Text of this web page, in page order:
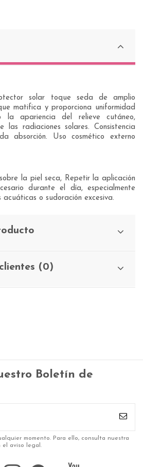
solar toque seda de amplio
matifica y proporciona uniformidad
la apariencia del relieve cutáneo,
radiaciones solares. Consistencia
absorción. Uso cosmético externo
la piel seca, Repetir la aplicación
durante el día, especialmente
o sudoración excesiva.
(0)
Boletín de
momento. Para ello, consulta nuestra
el aviso legal.